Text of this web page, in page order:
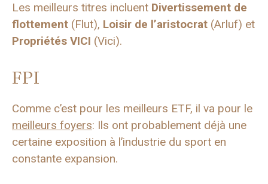
Les meilleurs titres incluent Divertissement de
flottement (Flut), Loisir de l’aristocrat (Arluf) et
Propriétés VICI (Vici).
FPI
Comme c’est pour les meilleurs ETF, il va pour le
meilleurs foyers: Ils ont probablement déjà une
certaine exposition à l’industrie du sport en
constante expansion.